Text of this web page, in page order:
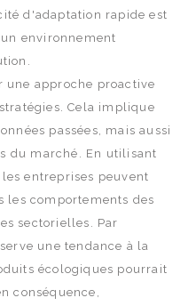
d'adaptation rapide est
environnement
approche proactive
Cela implique
passées, mais aussi
du marché. En utilisant
entreprises peuvent
les comportements des
sectorielles. Par
une tendance à la
écologiques pourrait
conséquence,